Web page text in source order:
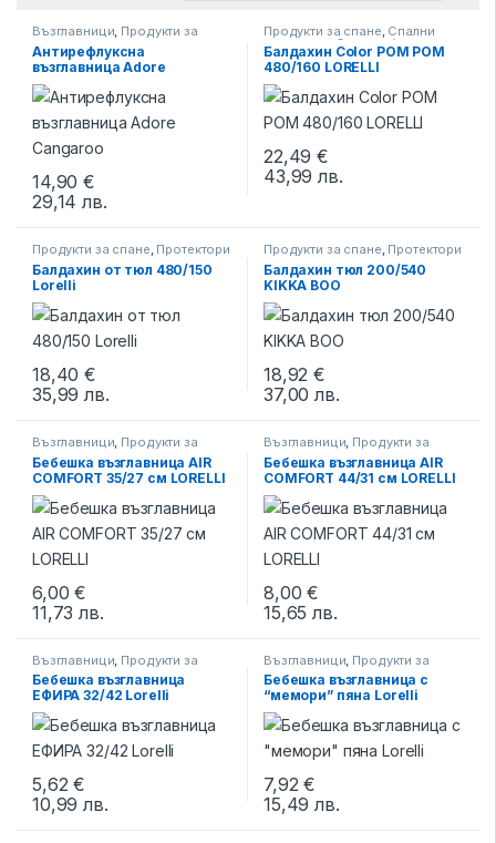
Възглавници, Продукти за
спане
Антирефлуксна
възглавница Adore
Cangaroo
14,90€
29,14лв.
Продукти за спане, Спални
комплекти Спално бельо
Балдахин Color POM POM
480/160 LORELLI
22,49€
43,99лв.
This product has multiple
Продукти за спане, Протектори
за матрак Спално бельо
Балдахин от тюл 480/150
Lorelli
18,40€
35,99лв.
This product has multiple variants. The options may be chosen
Продукти за спане, Протектори
за матрак
Балдахин тюл 200/540
KIKKA BOO
18,92€
37,00лв.
This product has multiple
Възглавници, Продукти за
спане
Бебешка възглавница AIR
COMFORT 35/27 см LORELLI
6,00€
11,73лв.
Възглавници, Продукти за
спане
Бебешка възглавница AIR
COMFORT 44/31 см LORELLI
8,00€
15,65лв.
Възглавници Продукти за
спане
Бебешка възглавница
ЕФИРА 32/42 Lorelli
5,62€
10,99лв.
This product has multiple variants. The options may be chosen
Възглавници Продукти за
спане
Бебешка възглавница с
“мемори” пяна Lorelli
7,92€
15,49лв.